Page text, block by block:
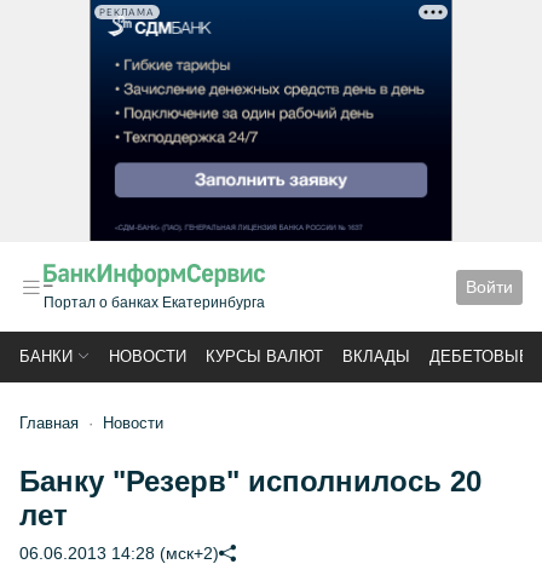
РЕКЛАМА
Портал о банках Екатеринбурга
Войти
БАНКИ НОВОСТИ КУРСЫ ВАЛЮТ ВКЛАДЫ ДЕБЕТОВЫЕ
Главная Новости
Банку "Резерв" исполнилось 20
лет
06.06.2013 14:28 (мск+2)